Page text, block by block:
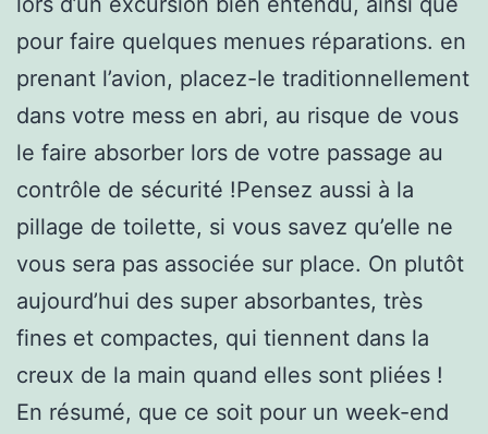
pour faire quelques menues réparations. en
prenant l’avion, placez-le traditionnellement
dans votre mess en abri, au risque de vous
le faire absorber lors de votre passage au
contrôle de sécurité !Pensez aussi à la
pillage de toilette, si vous savez qu’elle ne
vous sera pas associée sur place. On plutôt
aujourd’hui des super absorbantes, très
fines et compactes, qui tiennent dans la
creux de la main quand elles sont pliées !
En résumé, que ce soit pour un week-end